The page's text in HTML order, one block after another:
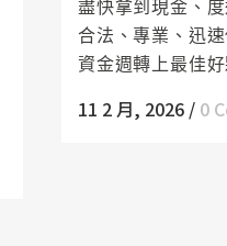
盡快拿到現金、
合法、專業、迅
資金週轉上最佳
11 2 月, 2026 / 0